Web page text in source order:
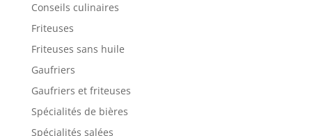
Conseils culinaires
Friteuses
Friteuses sans huile
Gaufriers
Gaufriers et friteuses
Spécialités de bières
Spécialités salées